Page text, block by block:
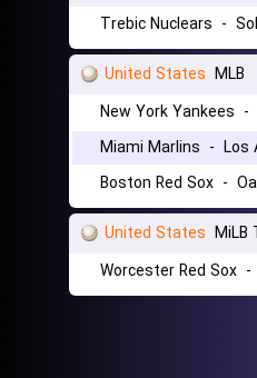
Trebic Nuclears -
United States MLB
New York Yankees -
Miami Marlins - Los
Boston Red Sox -
United States MiLB
Worcester Red Sox -